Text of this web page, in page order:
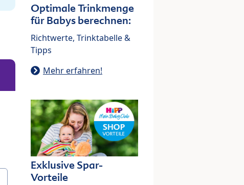
Optimale Trinkmenge
für Babys berechnen:
Richtwerte, Trinktabelle &
Tipps
Mehr erfahren!
Exklusive Spar-
Vorteile